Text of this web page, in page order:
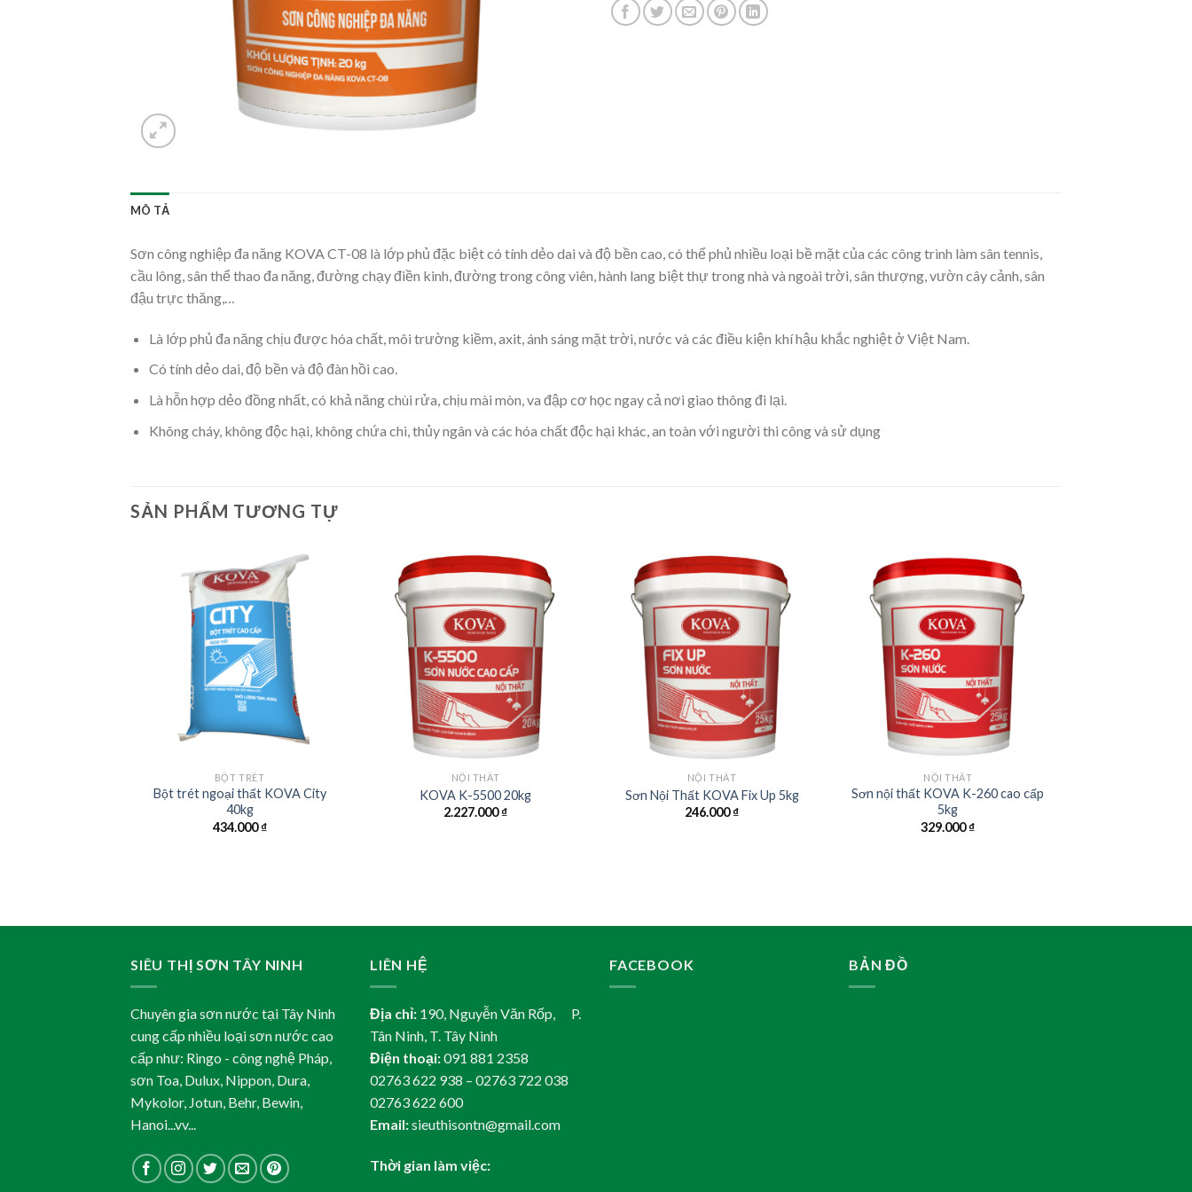
MÔ TẢ
Sơn công nghiệp đa năng KOVA CT-08 là lớp phủ đặc biệt có tính dẻo dai và độ bền cao, có thể phủ nhiều loại bề mặt của các công trình làm sân tennis,
cầu lông, sân thể thao đa năng, đường chạy điền kinh, đường trong công viên, hành lang biệt thự trong nhà và ngoài trời, sân thượng, vườn cây cảnh, sân
đậu trực thăng,…
Là lớp phủ đa năng chịu được hóa chất, môi trường kiềm, axit, ánh sáng mặt trời, nước và các điều kiện khí hậu khắc nghiệt ở Việt Nam.
Có tính dẻo dai, độ bền và độ đàn hồi cao.
Là hỗn hợp dẻo đồng nhất, có khả năng chùi rửa, chịu mài mòn, va đập cơ học ngay cả nơi giao thông đi lại.
Không cháy, không độc hại, không chứa chì, thủy ngân và các hóa chất độc hại khác, an toàn với người thi công và sử dụng
SẢN PHẨM TƯƠNG TỰ
BỘT TRÉT
Bột trét ngoại thất KOVA City
40kg
434.000₫
NỘI THẤT
KOVA K-5500 20kg
2.227.000₫
NỘI THẤT
Sơn Nội Thất KOVA Fix Up 5kg
246.000₫
NỘI THẤT
Sơn nội thất KOVA K-260 cao cấp
5kg
329.000₫
SIÊU THỊ SƠN TÂY NINH
Chuyên gia sơn nước tại Tây Ninh
cung cấp nhiều loại sơn nước cao
cấp như: Ringo - công nghệ Pháp,
sơn Toa, Dulux, Nippon, Dura,
Mykolor, Jotun, Behr, Bewin,
Hanoi...vv...
LIÊN HỆ
Địa chỉ: 190, Nguyễn Văn Rốp, P.
Tân Ninh, T. Tây Ninh
Điện thoại:091 881 2358
02763 622 938 – 02763 722 038
02763 622 600
Email:sieuthisontn@gmail.com
Thời gian làm việc:
FACEBOOK BẢN ĐỒ